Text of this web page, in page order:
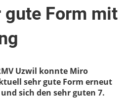
gute Form mit
Uzwil konnte Miro
sehr gute Form erneut
sich den sehr guten 7.